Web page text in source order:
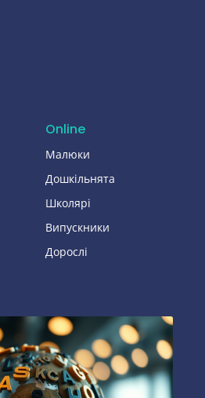
Online
Малюки
Дошкільнята
Школярі
Випускники
Дорослі